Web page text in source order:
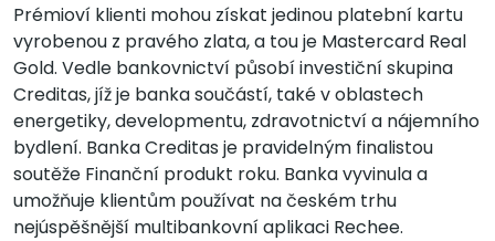
Prémioví klienti mohou získat jedinou platební kartu
vyrobenou z pravého zlata, a tou je Mastercard Real
Gold. Vedle bankovnictví působí investiční skupina
Creditas, jíž je banka součástí, také v oblastech
energetiky, developmentu, zdravotnictví a nájemního
bydlení. Banka Creditas je pravidelným finalistou
soutěže Finanční produkt roku. Banka vyvinula a
umožňuje klientům používat na českém trhu
nejúspěšnější multibankovní aplikaci Rechee.